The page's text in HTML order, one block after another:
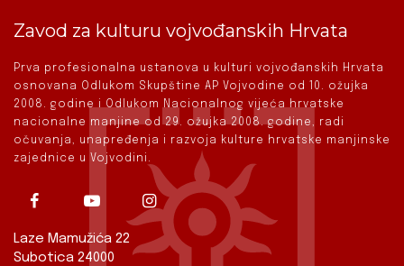
Zavod za kulturu vojvođanskih Hrvata
Prva profesionalna ustanova u kulturi vojvođanskih Hrvata
osnovana Odlukom Skupštine AP Vojvodine od 10. ožujka
2008. godine i Odlukom Nacionalnog vijeća hrvatske
nacionalne manjine od 29. ožujka 2008. godine, radi
očuvanja, unapređenja i razvoja kulture hrvatske manjinske
zajednice u Vojvodini.
Laze Mamužića 22
Subotica 24000